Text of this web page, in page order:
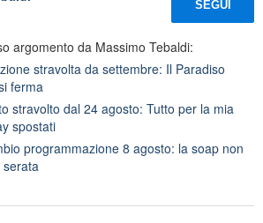
SEGUI
argomento da Massimo Tebaldi:
stravolta da settembre: Il Paradiso
ferma
stravolto dal 24 agosto: Tutto per la mia
spostati
programmazione 8 agosto: la soap non